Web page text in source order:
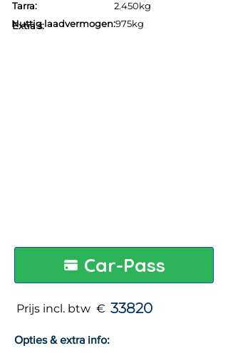
Tarra:
2.450kg
Nuttig laadvermogen:975kg
Extra's:
Car-Pass
Prijs incl. btw € 33820
Opties & extra info: